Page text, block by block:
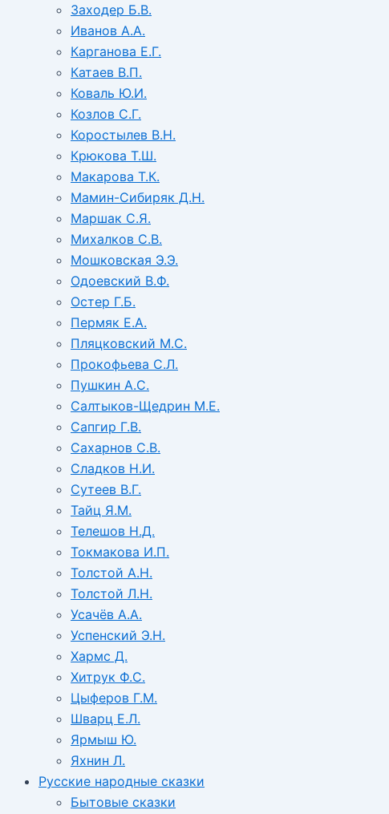
Заходер Б.В.
Иванов А.А.
Карганова Е.Г.
Катаев В.П.
Коваль Ю.И.
Козлов С.Г.
Коростылев В.Н.
Крюкова Т.Ш.
Макарова Т.К.
Мамин-Сибиряк Д.Н.
Маршак С.Я.
Михалков С.В.
Мошковская Э.Э.
Одоевский В.Ф.
Остер Г.Б.
Пермяк Е.А.
Пляцковский М.С.
Прокофьева С.Л.
Пушкин А.С.
Салтыков-Щедрин М.Е.
Сапгир Г.В.
Сахарнов С.В.
Сладков Н.И.
Сутеев В.Г.
Тайц Я.М.
Телешов Н.Д.
Токмакова И.П.
Толстой А.Н.
Толстой Л.Н.
Усачёв А.А.
Успенский Э.Н.
Хармс Д.
Хитрук Ф.С.
Цыферов Г.М.
Шварц Е.Л.
Ярмыш Ю.
Яхнин Л.
Русские народные сказки
Бытовые сказки